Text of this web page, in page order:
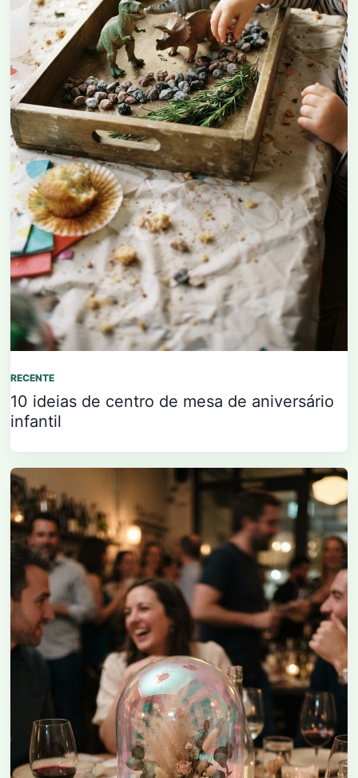
RECENTE
10 ideias de centro de mesa de aniversário
infantil